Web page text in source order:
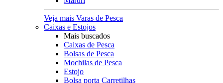
Veja mais Varas de Pesca
Caixas e Estojos
Mais buscados
Caixas de Pesca
Bolsas de Pesca
Mochilas de Pesca
Estojo
Bolsa porta Carretilhas